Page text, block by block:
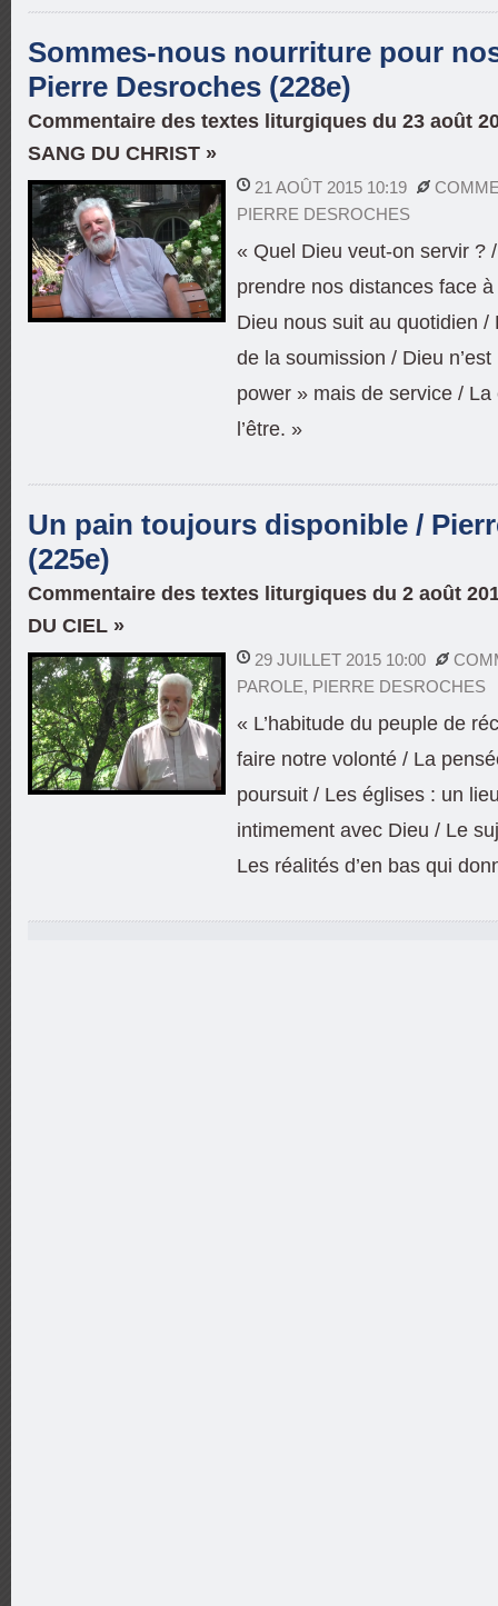
Sommes-nous nourriture pour
Pierre Desroches (228e)
Commentaire des textes liturgiques du 23 août
SANG DU CHRIST »
21 AOÛT 2015 10:19
PIERRE DESROCHES
« Quel Dieu veut-on servir ?
prendre nos distances face
Dieu nous suit au quotidien
de la soumission / Dieu
power » mais de service /
l’être. »
Un pain toujours disponible /
(225e)
Commentaire des textes liturgiques du 2 août
DU CIEL »
29 JUILLET 2015 10:00
PAROLE, PIERRE DESROCHES
« L’habitude du peuple de
faire notre volonté / La
poursuit / Les églises : un
intimement avec Dieu / Le
Les réalités d’en bas qui